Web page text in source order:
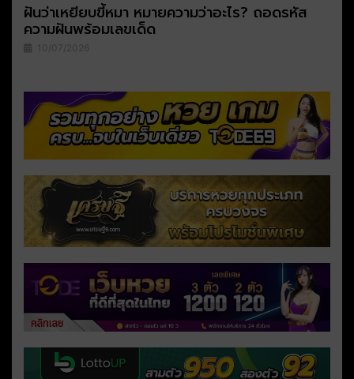
ฝันว่าเหยียบขี้หมา หมายความว่าอะไร? ถอดรหัส
ความฝันพร้อมเลขเด็ด
10/07/2026